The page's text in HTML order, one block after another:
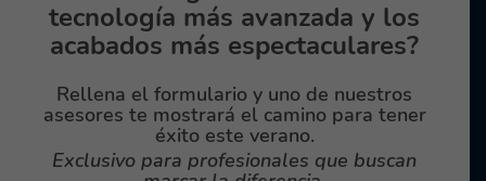
tecnología más avanzada y los
acabados más espectaculares?
Rellena el formulario y uno de nuestros
asesores te mostrará el camino para tener
éxito este verano.
Exclusivo para profesionales que buscan